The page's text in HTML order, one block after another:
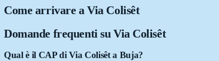
Come arrivare aVia Colisêt
Domande frequenti su Via Colisêt
Qual è il CAP di Via Colisêt a Buja?